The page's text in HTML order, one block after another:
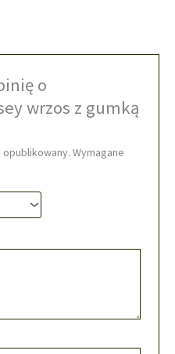
o
wrzos z gumką
Wymagane